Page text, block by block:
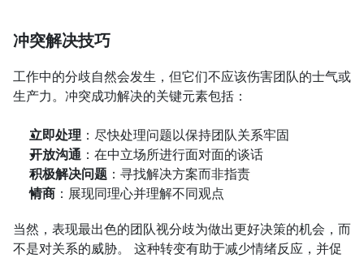
冲突解决技巧
工作中的分歧自然会发生，但它们不应该伤害团队的士气或
生产力。冲突成功解决的关键元素包括：
立即处理 ：尽快处理问题以保持团队关系牢固
开放沟通 ：在中立场所进行面对面的谈话
积极解决问题 ：寻找解决方案而非指责
情商 ：展现同理心并理解不同观点
当然，表现最出色的团队视分歧为做出更好决策的机会，而
不是对关系的威胁。 这种转变有助于减少情绪反应，并促